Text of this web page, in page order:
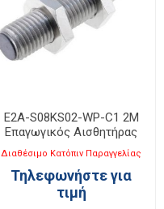
E2A-S08KS02-WP-C1 2M
Επαγωγικός Αισθητήρας
M8
Διαθέσιμο Κατόπιν Παραγγελίας
Τηλεφωνήστε για
τιμή